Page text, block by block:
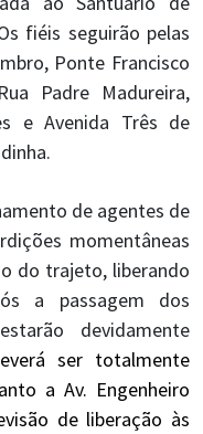
fiéis seguirão pelas
Ponte Francisco
Padre Madureira,
e Avenida Três de
de agentes de
momentâneas
do trajeto, liberando
a passagem dos
devidamente
ser totalmente
a Av. Engenheiro
de liberação às